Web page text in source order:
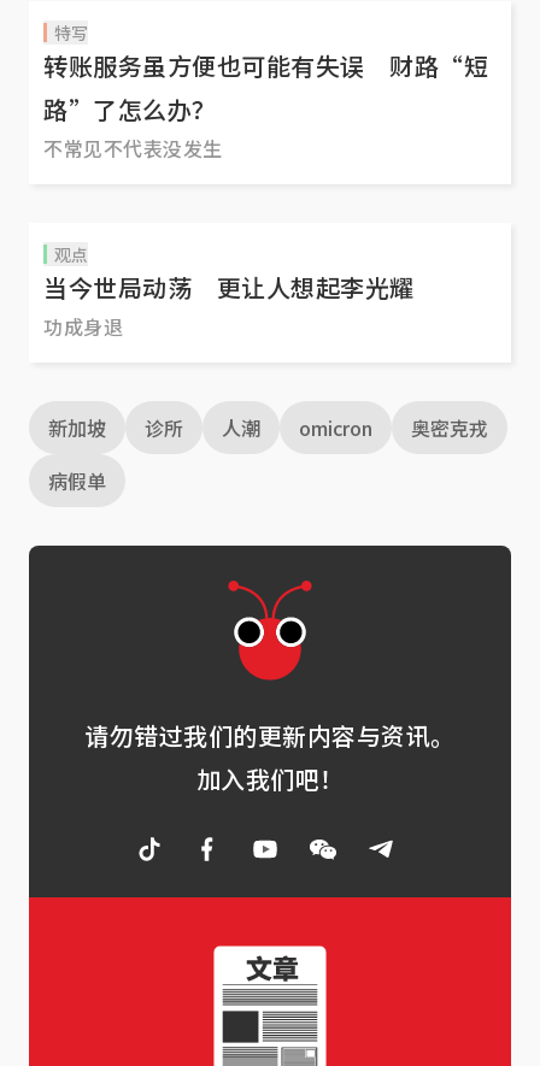
特写
转账服务虽方便也可能有失误 财路“短
路”了怎么办？
不常见不代表没发生
观点
当今世局动荡 更让人想起李光耀
功成身退
新加坡 诊所 人潮 omicron
奥密克戎
病假单
请勿错过我们的更新内容与资讯。
加入我们吧！